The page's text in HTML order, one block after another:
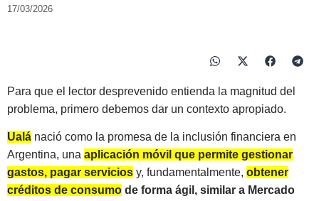
17/03/2026
Para que el lector desprevenido entienda la magnitud del
problema, primero debemos dar un contexto apropiado.
Ualá nació como la promesa de la inclusión financiera en
Argentina, una aplicación móvil que permite gestionar
gastos, pagar servicios y, fundamentalmente, obtener
créditos de consumo de forma ágil, similar a Mercado